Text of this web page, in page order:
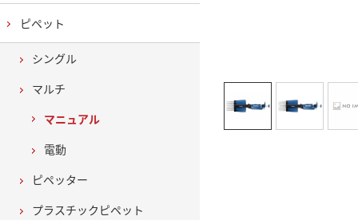
ピペット
シングル
マルチ
マニュアル
電動
ピペッター
プラスチックピペット